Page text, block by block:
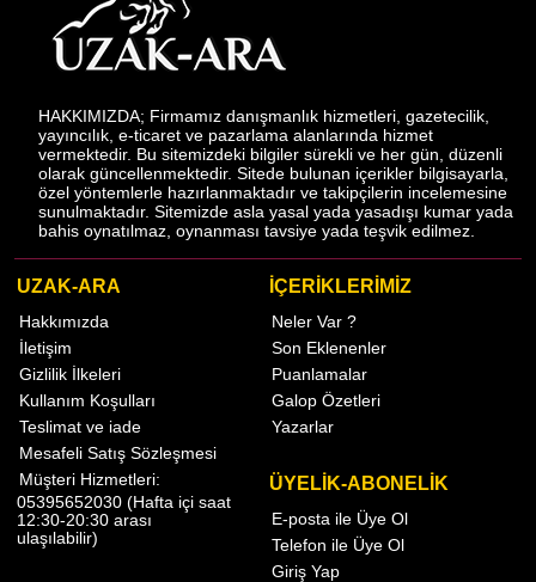
HAKKIMIZDA; Firmamız danışmanlık hizmetleri, gazetecilik,
yayıncılık, e-ticaret ve pazarlama alanlarında hizmet
vermektedir. Bu sitemizdeki bilgiler sürekli ve her gün, düzenli
olarak güncellenmektedir. Sitede bulunan içerikler bilgisayarla,
özel yöntemlerle hazırlanmaktadır ve takipçilerin incelemesine
sunulmaktadır. Sitemizde asla yasal yada yasadışı kumar yada
bahis oynatılmaz, oynanması tavsiye yada teşvik edilmez.
UZAK-ARA
Hakkımızda
İletişim
Gizlilik İlkeleri
Kullanım Koşulları
Teslimat ve iade
Mesafeli Satış Sözleşmesi
Müşteri Hizmetleri:
05395652030 (Hafta içi saat
12:30-20:30 arası
ulaşılabilir)
İÇERİKLERİMİZ
Neler Var ?
Son Eklenenler
Puanlamalar
Galop Özetleri
Yazarlar
ÜYELİK-ABONELİK
E-posta ile Üye Ol
Telefon ile Üye Ol
Giriş Yap